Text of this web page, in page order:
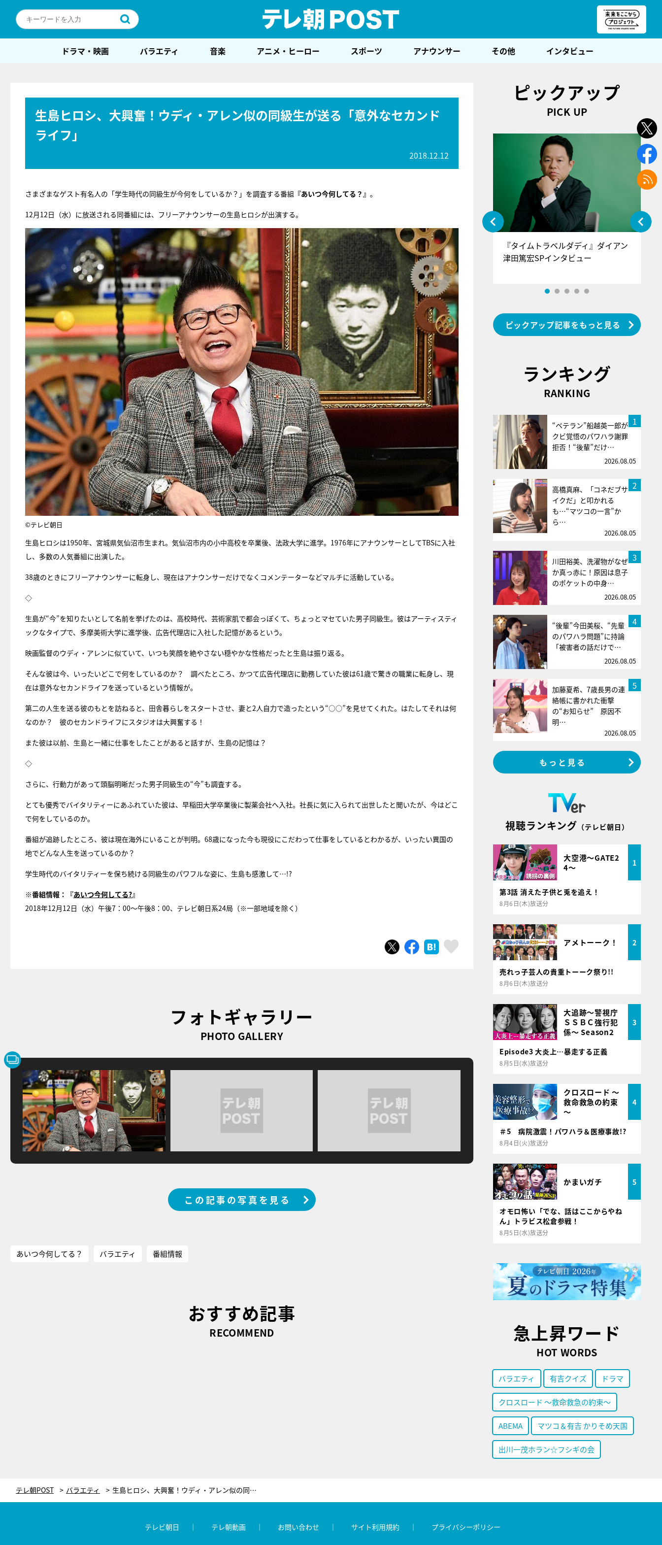
ドラマ・映画 バラエティ 音楽 アニメ・ヒーロー スポーツ アナウンサー その他 インタビュー
生島ヒロシ、大興奮！ウディ・アレン似の同級生が送る「意外なセカンド
ライフ」
2018.12.12
さまざまなゲスト有名人の「学生時代の同級生が今何をしているか？」を調査する番組 『あいつ今何してる？』 。
12月12日（水）に放送される同番組には、フリーアナウンサーの生島ヒロシが出演する。
©テレビ朝日
生島ヒロシは1950年、宮城県気仙沼市生まれ。気仙沼市内の小中高校を卒業後、法政大学に進学。1976年にアナウンサーとしてTBSに入社
し、多数の人気番組に出演した。
38歳のときにフリーアナウンサーに転身し、現在はアナウンサーだけでなくコメンテーターなどマルチに活動している。
◇
生島が“今”を知りたいとして名前を挙げたのは、高校時代、芸術家肌で都会っぽくて、ちょっとマセていた男子同級生。彼はアーティスティ
ックなタイプで、多摩美術大学に進学後、広告代理店に入社した記憶があるという。
映画監督のウディ・アレンに似ていて、いつも笑顔を絶やさない穏やかな性格だったと生島は振り返る。
そんな彼は今、いったいどこで何をしているのか？ 調べたところ、かつて広告代理店に勤務していた彼は61歳で驚きの職業に転身し、現
在は意外なセカンドライフを送っているという情報が。
第二の人生を送る彼のもとを訪ねると、田舎暮らしをスタートさせ、妻と2人自力で造ったという“○○”を見せてくれた。はたしてそれは何
なのか？ 彼のセカンドライフにスタジオは大興奮する！
また彼は以前、生島と一緒に仕事をしたことがあると話すが、生島の記憶は？
◇
さらに、行動力があって頭脳明晰だった男子同級生の“今”も調査する。
とても優秀でバイタリティーにあふれていた彼は、早稲田大学卒業後に製薬会社へ入社。社長に気に入られて出世したと聞いたが、今はどこ
で何をしているのか。
番組が追跡したところ、彼は現在海外にいることが判明。68歳になった今も現役にこだわって仕事をしているとわかるが、いったい異国の
地でどんな人生を送っているのか？
学生時代のバイタリティーを保ち続ける同級生のパワフルな姿に、生島も感激して…!?
※番組情報：『あいつ今何してる?』
2018年12月12日（水）午後7：00～午後8：00、テレビ朝日系24局（※一部地域を除く）
ツイートシェア はてブ スキボタン
フォトギャラリー
PHOTO GALLERY
この記事の写真を見る
あいつ今何してる？ バラエティ 番組情報
おすすめ記事
RECOMMEND
ピックアップ
PICK UP
『アイ＝ラブ！げーみんぐ』＝LOV
E齋藤樹愛羅＆佐々木舞香SPインタ
ビュー
『タイムトラベルダディ』ダイアン
津田篤宏SPインタビュー
ピックアップ記事をもっと見る
ランキング
RANKING
1
“ベテラン”船越英一郎が
クビ覚悟のパワハラ謝罪
拒否！“後輩”だけ…
2026.08.05
2
高橋真麻、「コネだブサ
イクだ」と叩かれる
も…“マツコの一言”か
ら…
2026.08.05
3
川田裕美、洗濯物がなぜ
か真っ赤に！原因は息子
のポケットの中身…
2026.08.05
4
“後輩”今田美桜、“先輩
のパワハラ問題”に持論
「被害者の話だけで…
2026.08.05
5
加藤夏希、7歳長男の連
絡帳に書かれた衝撃
の“お知らせ” 原因不
明…
2026.08.05
もっと見る
視聴ランキング （テレビ朝日）
大空港～GATE2
4～
1
第3話 消えた子供と兎を追え！
8月6日(木)放送分
アメトーーク！ 2
売れっ子芸人の貴重トーーク祭り!!
8月6日(木)放送分
大追跡～警視庁
ＳＳＢＣ強行犯
係～ Season2
3
Episode3 大炎上…暴走する正義
8月5日(水)放送分
クロスロード ～
救命救急の約束
～
4
＃5 病院激震！パワハラ＆医療事故!?
8月4日(火)放送分
かまいガチ 5
オモロ怖い「でな、話はここからやね
ん」トラビス松倉参戦！
8月5日(水)放送分
急上昇ワード
HOT WORDS
バラエティ 有吉クイズ ドラマ
クロスロード ～救命救急の約束～
ABEMA マツコ＆有吉 かりそめ天国
出川一茂ホラン☆フシギの会
テレ朝POST バラエティ 生島ヒロシ、大興奮！ウディ・アレン似の同級生が送る「意外なセカンドライフ」
テレビ朝日 テレ朝動画 お問い合わせ サイト利用規約 プライバシーポリシー